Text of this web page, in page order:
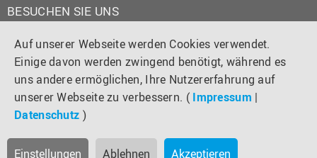
Auf unserer Webseite werden Cookies verwendet.
Einige davon werden zwingend benötigt, während es
uns andere ermöglichen, Ihre Nutzererfahrung auf
unserer Webseite zu verbessern. ( Impressum |
Datenschutz )
Einstellungen Ablehnen Akzeptieren
BESUCHEN SIE UNS
Instagram
TiktokLinkedIn
YouTube
Facebook